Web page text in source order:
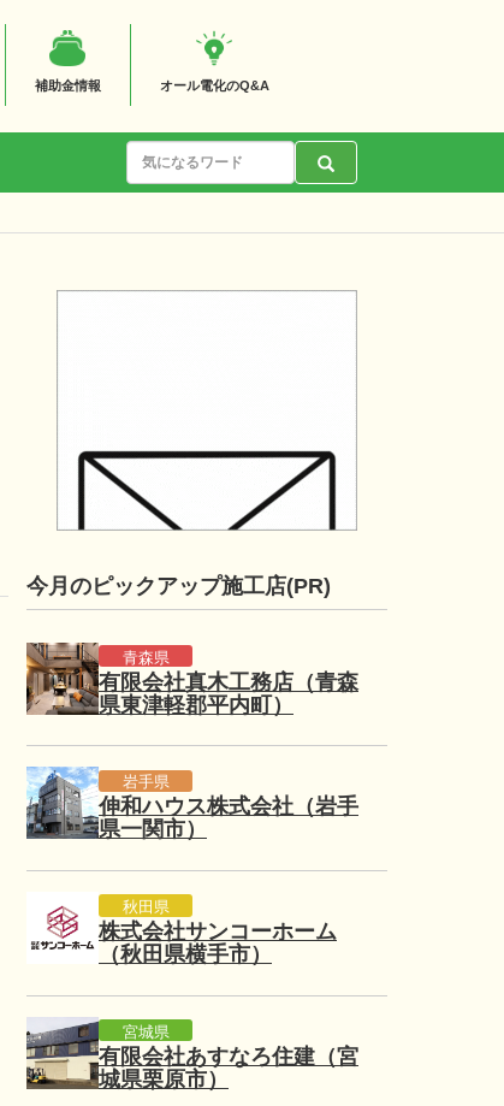
補助金情報 オール電化のQ&A
今月のピックアップ施工店(PR)
青森県
有限会社真木工務店（青森
県東津軽郡平内町）
岩手県
伸和ハウス株式会社（岩手
県一関市）
秋田県
株式会社サンコーホーム
（秋田県横手市）
宮城県
有限会社あすなろ住建（宮
城県栗原市）